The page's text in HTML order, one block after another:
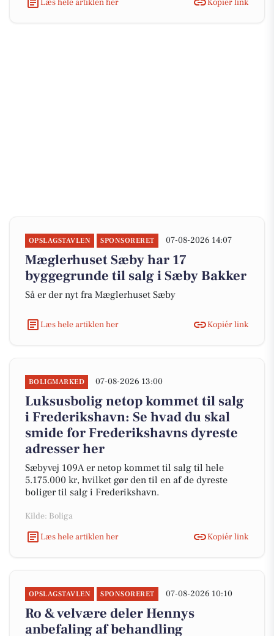
OPSLAGSTAVLEN SPONSORERET 07-08-2026 14:07
Mæglerhuset Sæby har 17
byggegrunde til salg i Sæby Bakker
Så er der nyt fra Mæglerhuset Sæby
Læs hele artiklen her Kopiér link
BOLIGMARKED 07-08-2026 13:00
Luksusbolig netop kommet til salg
i Frederikshavn: Se hvad du skal
smide for Frederikshavns dyreste
adresser her
Sæbyvej 109A er netop kommet til salg til hele
5.175.000 kr, hvilket gør den til en af de dyreste
boliger til salg i Frederikshavn.
Kilde: Boliga
Læs hele artiklen her
Kopiér link
OPSLAGSTAVLEN SPONSORERET 07-08-2026 10:10
Ro & velvære deler Hennys
anbefaling af behandling